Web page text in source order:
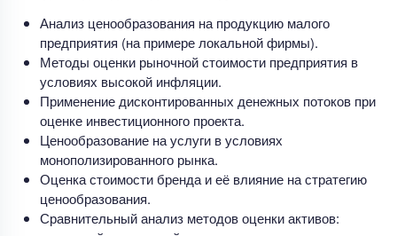
Анализ ценообразования на продукцию малого
предприятия (на примере локальной фирмы).
Методы оценки рыночной стоимости предприятия в
условиях высокой инфляции.
Применение дисконтированных денежных потоков при
оценке инвестиционного проекта.
Ценообразование на услуги в условиях
монополизированного рынка.
Оценка стоимости бренда и её влияние на стратегию
ценообразования.
Сравнительный анализ методов оценки активов: